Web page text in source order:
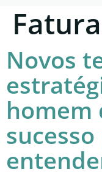
Novos
homem